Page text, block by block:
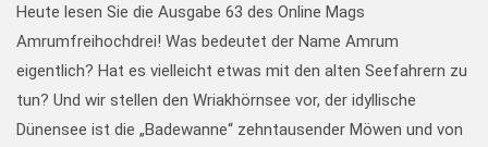
Heute lesen Sie die Ausgabe 63 des Online Mags
Amrumfreihochdrei! Was bedeutet der Name Amrum
eigentlich? Hat es vielleicht etwas mit den alten Seefahrern zu
tun? Und wir stellen den Wriakhörnsee vor, der idyllische
Dünensee ist die „Badewanne“ zehntausender Möwen und von